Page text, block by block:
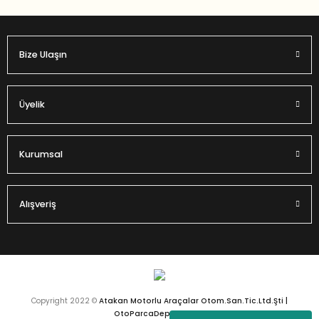
Gönder
Bize Ulaşın
Üyelik
Kurumsal
Alışveriş
Copyright 2022 © Atakan Motorlu Araçalar Otom.San.Tic.Ltd.Şti |
OtoParcaDeposu.com